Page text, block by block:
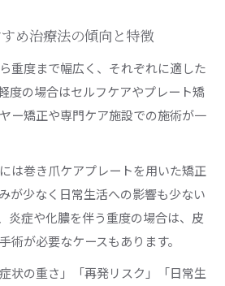
軽減に役立つセルフケア方法
療の違いを解説します
保険適用条件と自費診療の違い
保険適用になるケースを整理
費用負担を減らす選択肢とは
保険・自費のメリットと注意点
善を目指す方法を紹介
間で改善するための治療法
早めるセルフケアとプロ施術
め治療法の傾向と特徴
重度まで幅広く、それぞれに適した
度の場合はセルフケアやプレート矯
ー矯正や専門ケア施設での施術が一
は巻き爪ケアプレートを用いた矯正
が少なく日常生活への影響も少ない
炎症や化膿を伴う重度の場合は、皮
術が必要なケースもあります。
状の重さ」「再発リスク」「日常生